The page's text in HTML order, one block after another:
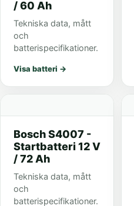
/ 60 Ah
Tekniska data, mått
och
batterispecifikationer.
Visa batteri →
Bosch S4007 -
Startbatteri 12 V
/ 72 Ah
Tekniska data, mått
och
batterispecifikationer.